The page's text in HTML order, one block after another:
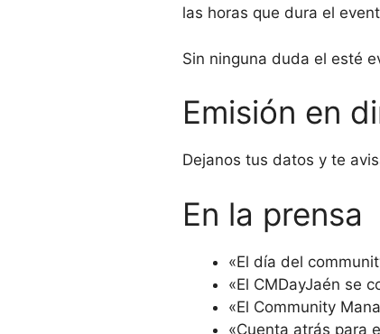
las horas que dura el
Sin ninguna duda el esté
Emisión en
Dejanos tus datos y te
En la prensa
«El día del
«El CMDayJaén se
«El Community
«Cuenta atrás para